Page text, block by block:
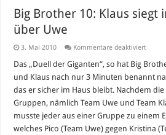
Big Brother 10: Klaus siegt
über Uwe
3. Mai 2010 Kommentare deaktiviertfür
Klaus
siegt
im
über
Uwe
Das „Duell der Giganten“, so hat Big
und Klaus nach nur 3 Minuten benannt
das er sicher im Haus bleibt. Nachdem
Gruppen, nämlich Team Uwe und Team
musste jeder aus einer Gruppe zu einem
welches Pico (Team Uwe) gegen Kristina